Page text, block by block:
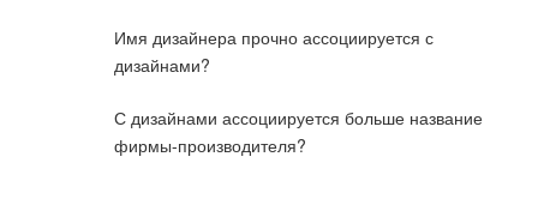
Имя дизайнера прочно ассоциируется с
дизайнами?
С дизайнами ассоциируется больше название
фирмы-производителя?